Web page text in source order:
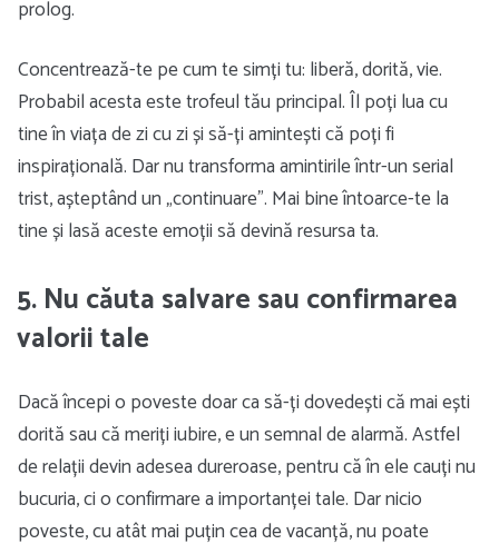
prolog.
Concentrează-te pe cum te simți tu: liberă, dorită, vie.
Probabil acesta este trofeul tău principal. Îl poți lua cu
tine în viața de zi cu zi și să-ți amintești că poți fi
inspirațională. Dar nu transforma amintirile într-un serial
trist, așteptând un „continuare”. Mai bine întoarce-te la
tine și lasă aceste emoții să devină resursa ta.
5. Nu căuta salvare sau confirmarea
valorii tale
Dacă începi o poveste doar ca să-ți dovedești că mai ești
dorită sau că meriți iubire, e un semnal de alarmă. Astfel
de relații devin adesea dureroase, pentru că în ele cauți nu
bucuria, ci o confirmare a importanței tale. Dar nicio
poveste, cu atât mai puțin cea de vacanță, nu poate